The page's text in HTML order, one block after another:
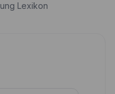
Lexikon